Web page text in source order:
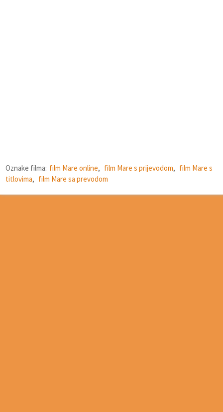
Oznake filma: film Mare online, film Mare s prijevodom, film Mare s
titlovima, film Mare sa prevodom